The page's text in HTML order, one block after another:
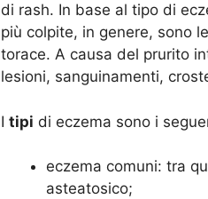
di rash. In base al tipo di
più colpite, in genere, sono
torace. A causa del prurito
lesioni, sanguinamenti,
I tipi di eczema sono i
eczema comuni: tra
asteatosico;